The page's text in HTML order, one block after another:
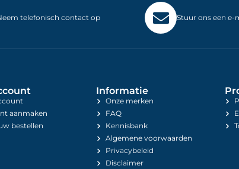
telefonisch contact op Stuur ons een e-
aanmaken
bestellen
Informatie
Onze merken
FAQ
Kennisbank
Algemene voorwaarden
Privacybeleid
Disclaimer